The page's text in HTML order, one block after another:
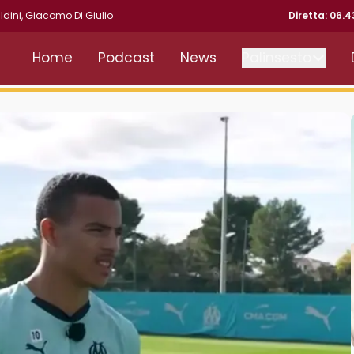
,Giacomo Di Giulio Diretta:
Home Podcast News